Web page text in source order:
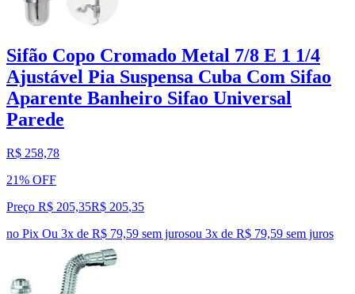
Sifão Copo Cromado Metal 7/8 E 1 1/4
Ajustável Pia Suspensa Cuba Com Sifao
Aparente Banheiro Sifao Universal
Parede
R$ 258,78
21% OFF
Preço R$ 205,35R$ 205,35
no Pix Ou 3x de R$ 79,59 sem jurosou 3x de R$ 79,59 sem juros